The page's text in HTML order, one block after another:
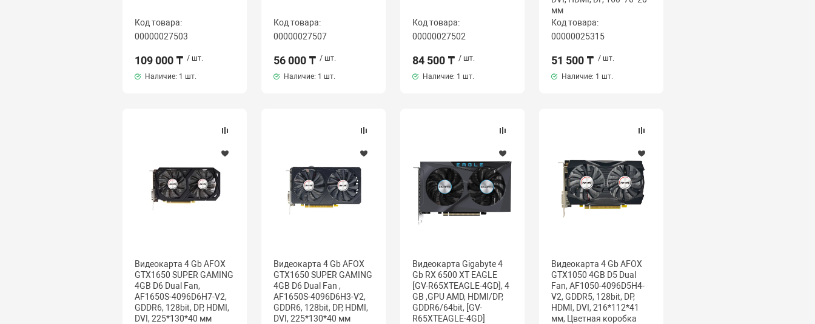
Код товара:
00000027503
109 000 ₸ / шт.
Наличие: 1 шт.
Код товара:
00000027507
56 000 ₸ / шт.
Наличие: 1 шт.
Код товара:
00000027502
84 500 ₸ / шт.
Наличие: 1 шт.
мм
Код товара:
00000025315
51 500 ₸ / шт.
Наличие: 1 шт.
Видеокарта 4 Gb AFOX
GTX1650 SUPER GAMING
4GB D6 Dual Fan,
AF1650S-4096D6H7-V2,
GDDR6, 128bit, DP, HDMI,
DVI, 225*130*40 мм
Видеокарта 4 Gb AFOX
GTX1650 SUPER GAMING
4GB D6 Dual Fan ,
AF1650S-4096D6H3-V2,
GDDR6, 128bit, DP, HDMI,
DVI, 225*130*40 мм
Видеокарта Gigabyte 4
Gb RX 6500 XT EAGLE
[GV-R65XTEAGLE-4GD], 4
GB ,GPU AMD, HDMI/DP,
GDDR6/64bit, [GV-
R65XTEAGLE-4GD]
Видеокарта 4 Gb AFOX
GTX1050 4GB D5 Dual
Fan, AF1050-4096D5H4-
V2, GDDR5, 128bit, DP,
HDMI, DVI, 216*112*41
мм, Цветная коробка